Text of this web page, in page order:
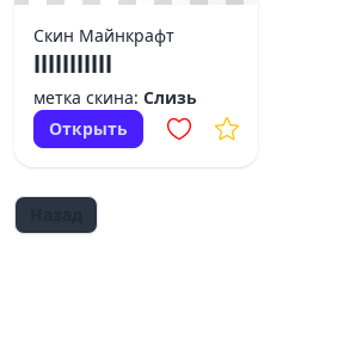
Скин Майнкрафт
lllllllllll
метка скина: Слизь
Открыть